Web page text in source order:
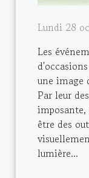
Lundi 28
Les
une image
Par leur
être des
lumière...